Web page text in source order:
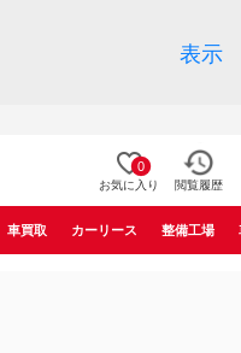
表示
0
お気に入り 閲覧履歴
車買取 カーリース 整備工場